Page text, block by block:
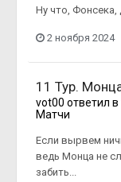
Ну что,
2 ноября 2024
11 Тур.
vot00 ответил
Матчи
Если вырвем
ведь Монца не
забить...